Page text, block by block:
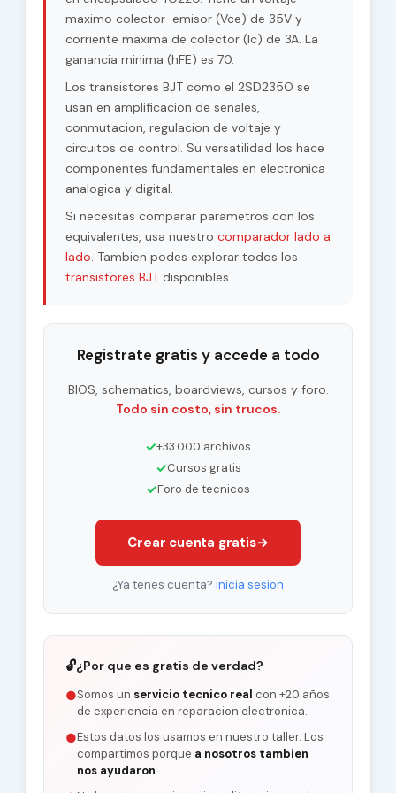
maximo colector-emisor (Vce) de 35V y
corriente maxima de colector (Ic) de 3A. La
ganancia minima (hFE) es 70.
Los transistores BJT como el 2SD235O se
usan en amplificacion de senales,
conmutacion, regulacion de voltaje y
circuitos de control. Su versatilidad los hace
componentes fundamentales en electronica
analogica y digital.
Si necesitas comparar parametros con los
equivalentes, usa nuestro comparador lado a
lado. Tambien podes explorar todos los
transistores BJTdisponibles.
Registrate gratis y accede a todo
BIOS, schematics, boardviews, cursos y foro.
Todo sin costo, sin trucos.
✓+33.000 archivos
✓Cursos gratis
✓Foro de tecnicos
Crear cuenta gratis→
¿Ya tenes cuenta? Inicia sesion
🔓¿Por que es gratis de verdad?
●Somos un servicio tecnico real con +20 años
de experiencia en reparacion electronica.
●Estos datos los usamos en nuestro taller. Los
compartimos porque a nosotros tambien
nos ayudaron.